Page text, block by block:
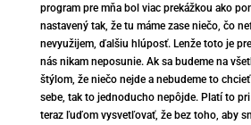
program pre mňa bol viac prekážkou ako
nastavený tak, že tu máme zase niečo, čo
nevyužijem, ďalšiu hlúposť. Lenže toto je
nás nikam neposunie. Ak sa budeme na
štýlom, že niečo nejde a nebudeme to
sebe, tak to jednoducho nepôjde. Platí to
teraz ľuďom vysvetľovať, že bez toho, aby